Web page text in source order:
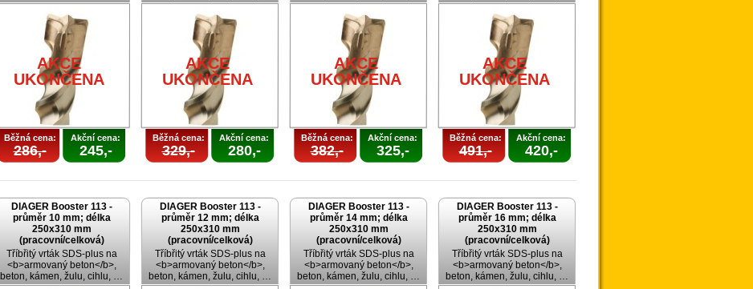
AKCE
UKONČENA
Běžná cena:
286,-
Akční cena:
245,-
AKCE
UKONČENA
Běžná cena:
329,-
Akční cena:
280,-
AKCE
UKONČENA
Běžná cena:
382,-
Akční cena:
325,-
AKCE
UKONČENA
Běžná cena:
491,-
Akční cena:
420,-
DIAGER Booster 113 -
průměr 10 mm; délka
250x310 mm
(pracovní/celková)
Tříbřitý vrták SDS-plus na
<b>armovaný beton</b>,
beton, kámen, žulu, cihlu, …
DIAGER Booster 113 -
průměr 12 mm; délka
250x310 mm
(pracovní/celková)
Tříbřitý vrták SDS-plus na
<b>armovaný beton</b>,
beton, kámen, žulu, cihlu, …
DIAGER Booster 113 -
průměr 14 mm; délka
250x310 mm
(pracovní/celková)
Tříbřitý vrták SDS-plus na
<b>armovaný beton</b>,
beton, kámen, žulu, cihlu, …
DIAGER Booster 113 -
průměr 16 mm; délka
250x310 mm
(pracovní/celková)
Tříbřitý vrták SDS-plus na
<b>armovaný beton</b>,
beton, kámen, žulu, cihlu, …